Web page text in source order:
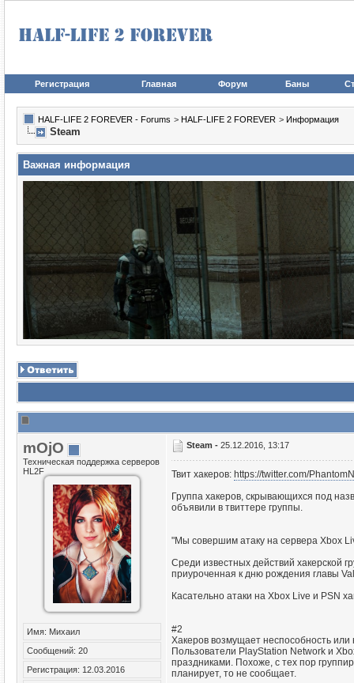
Регистрация Главная Форум Баны
HALF-LIFE 2 FOREVER - Forums > HALF-LIFE 2 FOREVER > Информация
Steam
Важная информация
mOjO
Техническая поддержка серверов
HL2F
Имя: Михаил
Сообщений: 20
Регистрация: 12.03.2016
Steam - 25.12.2016, 13:17
Твит хакеров: https://twitter.com/
Группа хакеров, скрывающихся под
объявили в твиттере группы.
"Мы совершим атаку на сервера Xbox
Среди известных действий хакерской
приуроченная к дню рождения главы
Касательно атаки на Xbox Live и PSN
#2
Хакеров возмущает неспособность
Пользователи PlayStation Network и
праздниками. Похоже, с тех пор
планирует, то не сообщает.